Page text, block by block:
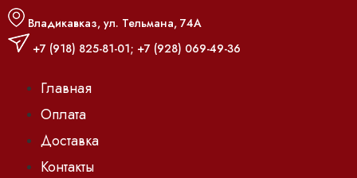
Владикавказ, ул. Тельмана, 74А
+7 (918) 825-81-01; +7 (928) 069-49-36
Главная
Оплата
Доставка
Контакты